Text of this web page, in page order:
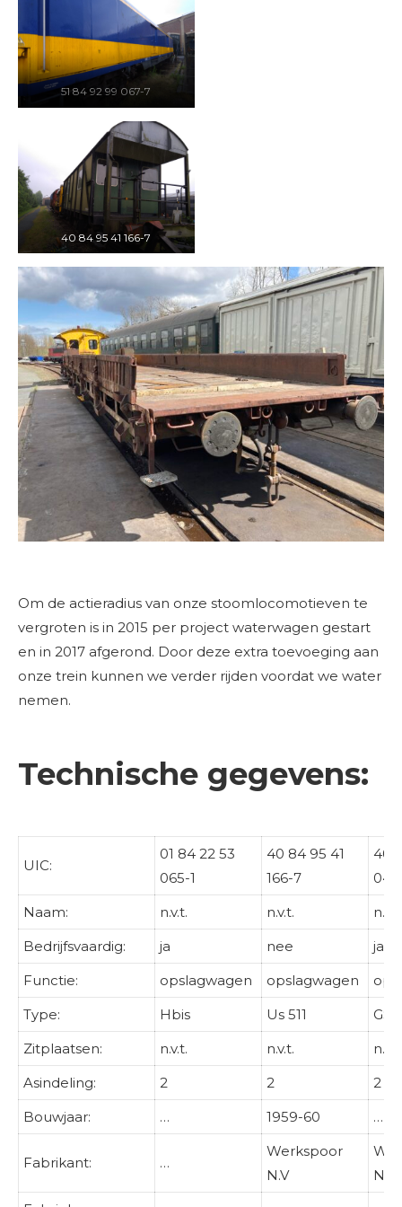
51 84 92 99 067-7
40 84 95 41 166-7
Om de actieradius van onze stoomlocomotieven te
vergroten is in 2015 per project waterwagen gestart
en in 2017 afgerond. Door deze extra toevoeging aan
onze trein kunnen we verder rijden voordat we water
nemen.
Technische gegevens:
UIC:
01 84 22 53
065-1
40 84 95 41
166-7
40
Naam:
n.v.t. n.v.t.
n.v.t.
Bedrijfsvaardig:
ja nee
ja
Functie:
opslagwagen opslagwagen
Type:
Hbis Us 511
GS
Zitplaatsen:
n.v.t. n.v.t.
n.v.t.
Asindeling:
2 2
2
Bouwjaar:
… 1959-60 …
Fabrikant: …
Werkspoor
N.V
N.V.